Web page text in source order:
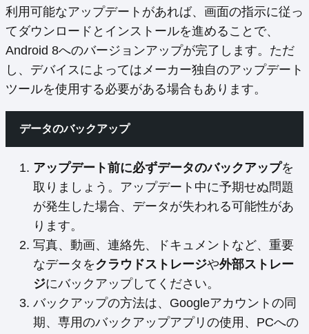
利用可能なアップデートがあれば、画面の指示に従っ
てダウンロードとインストールを進めることで、
Android 8へのバージョンアップが完了します。ただ
し、デバイスによってはメーカー独自のアップデート
ツールを使用する必要がある場合もあります。
データのバックアップ
アップデート前に必ずデータのバックアップを
取りましょう。アップデート中に予期せぬ問題
が発生した場合、データが失われる可能性があ
ります。
写真、動画、連絡先、ドキュメントなど、重要
なデータをクラウドストレージや外部ストレー
ジにバックアップしてください。
バックアップの方法は、Googleアカウントの同
期、専用のバックアップアプリの使用、PCへの